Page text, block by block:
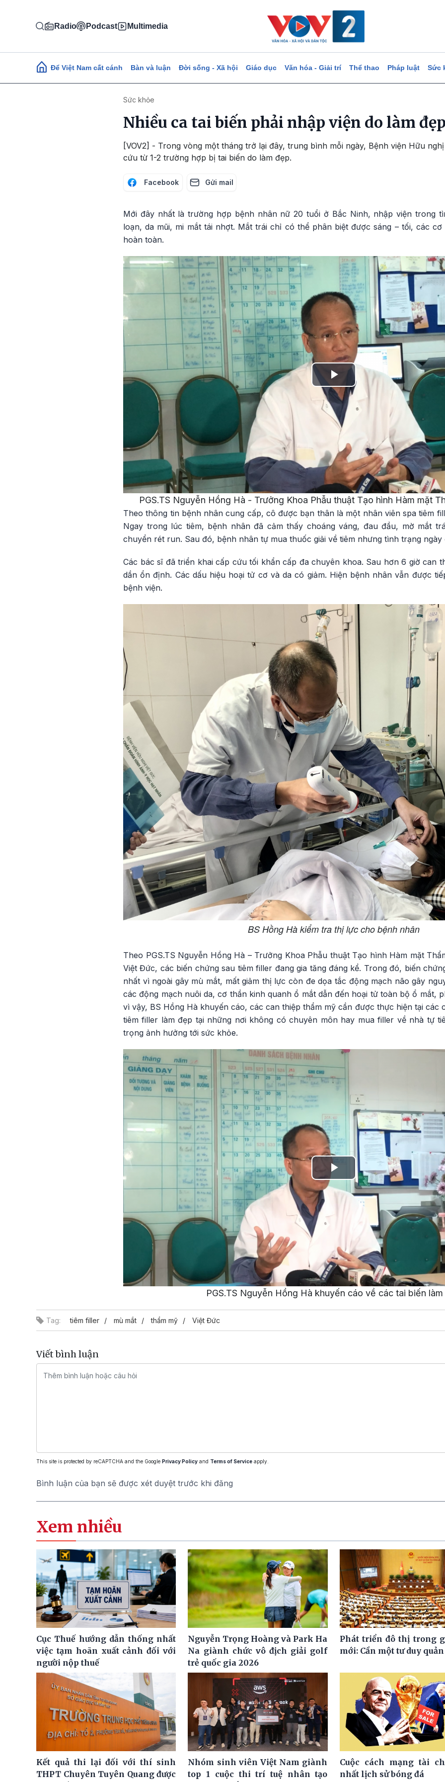
Radio Podcast Multimedia
Main navigation
Để Việt Nam cất cánh Bàn và luận Đời sống - Xã hội Giáo dục Văn hóa - Giải trí Thể thao Pháp luật Sức
Sức khỏe
Nhiều ca tai biến phải nhập viện do làm
[VOV2] - Trong vòng một tháng trở lại đây, trung bình mỗi ngày, Bệnh viện Hữu
cứu từ 1-2 trường hợp bị tai biến do làm đẹp.
Facebook Gửi mail
Mới đây nhất là trường hợp bệnh nhân nữ 20 tuổi ở Bắc Ninh, nhập viện trong
loạn, da mũi, mi mắt tái nhợt. Mắt trái chỉ có thể phân biệt được sáng – tối, các
hoàn toàn.
Play
Video
PGS.TS Nguyễn Hồng Hà - Trưởng Khoa Phẫu thuật Tạo hình Hàm mặt
Theo thông tin bệnh nhân cung cấp, cô được bạn thân là một nhân viên spa tiêm
Ngay trong lúc tiêm, bệnh nhân đã cảm thấy choáng váng, đau đầu, mờ mắt
chuyển rét run. Sau đó, bệnh nhân tự mua thuốc giải về tiêm nhưng tình trạng
Các bác sĩ đã triển khai cấp cứu tối khẩn cấp đa chuyên khoa. Sau hơn 6 giờ can
dần ổn định. Các dấu hiệu hoại tử cơ và da có giảm. Hiện bệnh nhân vẫn được
bệnh viện.
BS Hồng Hà kiểm tra thị lực cho bệnh nhân
Theo PGS.TS Nguyễn Hồng Hà – Trưởng Khoa Phẫu thuật Tạo hình Hàm mặt
Việt Đức, các biến chứng sau tiêm filler đang gia tăng đáng kể. Trong đó, biến
nhất vì ngoài gây mù mắt, mất giảm thị lực còn đe dọa tắc động mạch não gây
các động mạch nuôi da, cơ thần kinh quanh ổ mắt dẫn đến hoại tử toàn bộ ổ mắt,
vì vậy, BS Hồng Hà khuyến cáo, các can thiệp thẩm mỹ cần được thực hiện tại các
tiêm filler làm đẹp tại những nơi không có chuyên môn hay mua filler về nhà tự
trọng ảnh hưởng tới sức khỏe.
Play
Video
PGS.TS Nguyễn Hồng Hà khuyến cáo về các tai biến
Tag: tiêm filler mù mắt thẩm mỹ Việt Đức
Viết bình luận
This site is protected by reCAPTCHA and the Google Privacy Policy and Terms of Service apply.
Bình luận của bạn sẽ được xét duyệt trước khi đăng
Xem nhiều
Cục Thuế hướng dẫn thống nhất
việc tạm hoãn xuất cảnh đối với
người nộp thuế
Nguyễn Trọng Hoàng và Park Ha
Na giành chức vô địch giải golf
trẻ quốc gia 2026
Phát triển đô thị trong
mới: Cần một tư duy
Kết quả thi lại đối với thí sinh
THPT Chuyên Tuyên Quang được
Nhóm sinh viên Việt Nam giành
top 1 cuộc thi trí tuệ nhân tạo
Cuộc cách mạng tài
nhất lịch sử bóng đá